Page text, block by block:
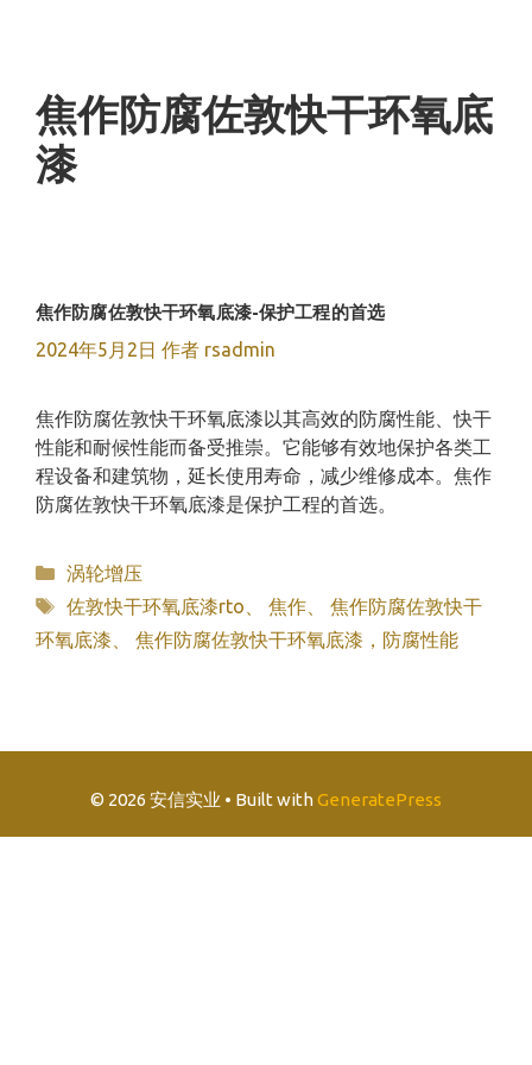
焦作防腐佐敦快干环氧底
漆
焦作防腐佐敦快干环氧底漆-保护工程的首选
2024年5月2日 作者 rsadmin
焦作防腐佐敦快干环氧底漆以其高效的防腐性能、快干
性能和耐候性能而备受推崇。它能够有效地保护各类工
程设备和建筑物，延长使用寿命，减少维修成本。焦作
防腐佐敦快干环氧底漆是保护工程的首选。
分
类
涡轮增压
标
签
佐敦快干环氧底漆rto 焦作、 焦作防腐佐敦快干
环氧底漆
焦作防腐佐敦快干环氧底漆，防腐性能
© 2026 安信实业 • Built withGeneratePress